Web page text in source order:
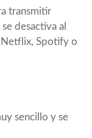
transmitir
desactiva al
Netflix, Spotify o
sencillo y se